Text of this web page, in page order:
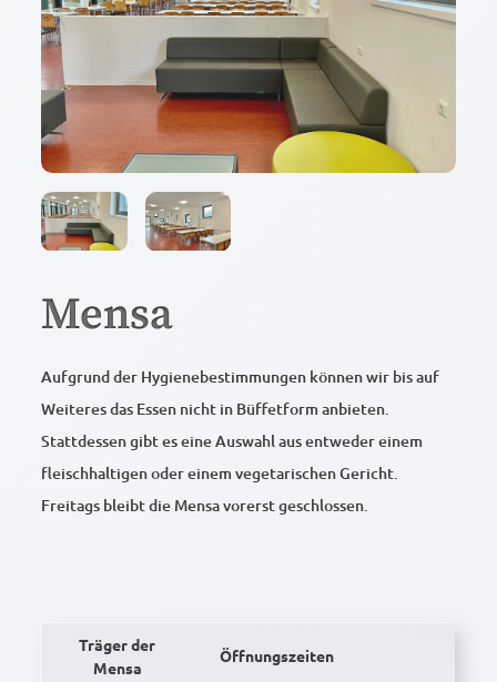
Mensa
Aufgrund der Hygienebestimmungen können wir bis auf
Weiteres das Essen nicht in Büffetform anbieten.
Stattdessen gibt es eine Auswahl aus entweder einem
fleischhaltigen oder einem vegetarischen Gericht.
Freitags bleibt die Mensa vorerst geschlossen.
Träger der
Mensa
Öffnungszeiten